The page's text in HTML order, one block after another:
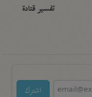
تفسير قتادة
اشترك